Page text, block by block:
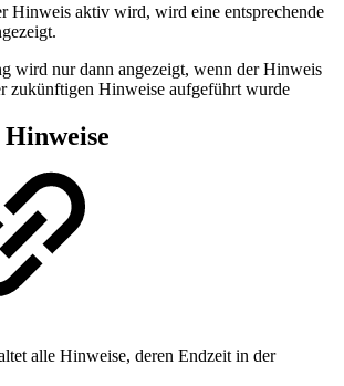
Hinweis aktiv wird, wird eine entsprechende
wird nur dann angezeigt, wenn der Hinweis
zukünftigen Hinweise aufgeführt wurde
alle Hinweise, deren Endzeit in der